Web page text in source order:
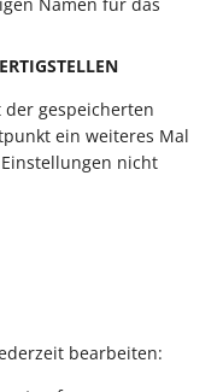
der gespeicherten
ein weiteres Mal
nicht
bearbeiten: